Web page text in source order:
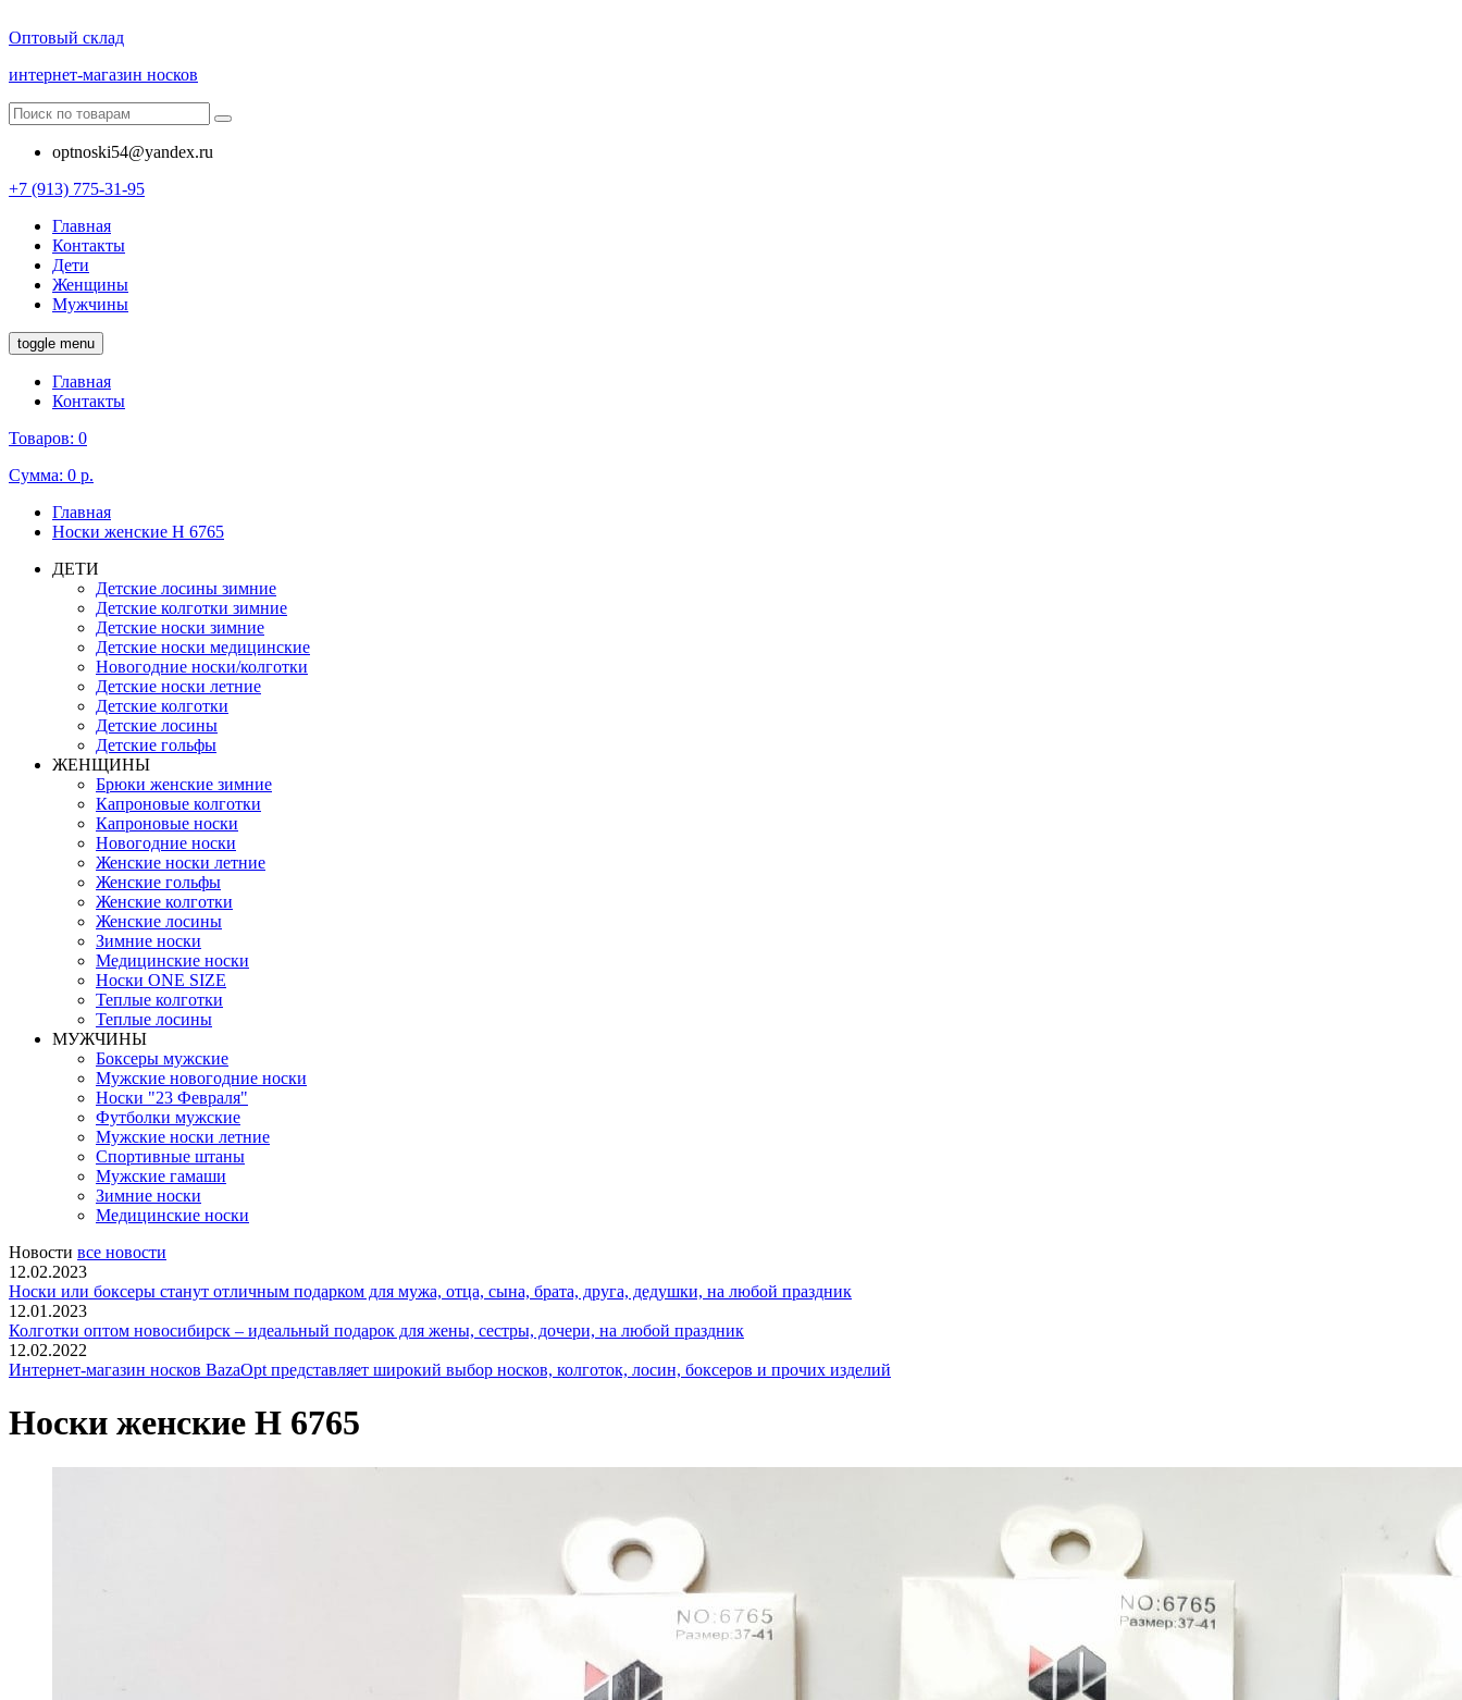
Оптовый склад
интернет-магазин носков
optnoski54@yandex.ru
+7 (913) 775-31-95
Главная
Контакты
Дети
Женщины
Мужчины
toggle menu
Главная
Контакты
Товаров: 0
Сумма: 0 р.
Главная
Носки женские Н 6765
ДЕТИ
Детские лосины зимние
Детские колготки зимние
Детские носки зимние
Детские носки медицинские
Новогодние носки/колготки
Детские носки летние
Детские колготки
Детские лосины
Детские гольфы
ЖЕНЩИНЫ
Брюки женские зимние
Капроновые колготки
Капроновые носки
Новогодние носки
Женские носки летние
Женские гольфы
Женские колготки
Женские лосины
Зимние носки
Медицинские носки
Носки ONE SIZE
Теплые колготки
Теплые лосины
МУЖЧИНЫ
Боксеры мужские
Мужские новогодние носки
Носки "23 Февраля"
Футболки мужские
Мужские носки летние
Спортивные штаны
Мужские гамаши
Зимние носки
Медицинские носки
Новости все новости
12.02.2023
Носки или боксеры станут отличным подарком для мужа, отца, сына, брата, друга, дедушки, на любой праздник
12.01.2023
Колготки оптом новосибирск – идеальный подарок для жены, сестры, дочери, на любой праздник
12.02.2022
Интернет-магазин носков BazaOpt представляет широкий выбор носков, колготок, лосин, боксеров и прочих изделий
Носки женские Н 6765